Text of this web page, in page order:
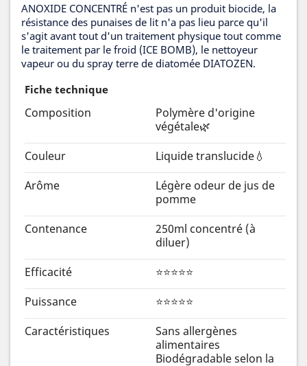
ANOXIDE CONCENTRÉ n'est pas un produit biocide, la
résistance des punaises de lit n'a pas lieu parce qu'il
s'agit avant tout d'un traitement physique tout comme
le traitement par le froid (ICE BOMB), le nettoyeur
vapeur ou du spray terre de diatomée DIATOZEN.
Fiche technique
Composition
Polymère d'origine
végétale🌿
Couleur
Liquide translucide💧
Arôme
Légère odeur de jus de
pomme
Contenance
250ml concentré (à
diluer)
Efficacité
⭐⭐⭐⭐⭐
Puissance
⭐⭐⭐⭐⭐
Caractéristiques
Sans allergènes
alimentaires
Biodégradable selon la